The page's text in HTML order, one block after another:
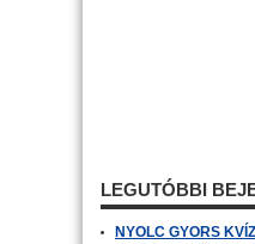
LEGUTÓBBI
NYOLC GYORS